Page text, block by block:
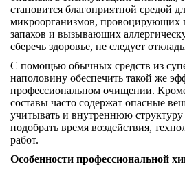
становится благоприятной средой
микроорганизмов, провоцирующих
запахов и вызывающих
сберечь здоровье, не следует
С помощью обычных средств из
наполовину обеспечить такой же
профессиональном очищении.
составы часто содержат опасные
учитывать и внутреннюю структуру
подобрать время воздействия,
работ.
Особенности профессиональной